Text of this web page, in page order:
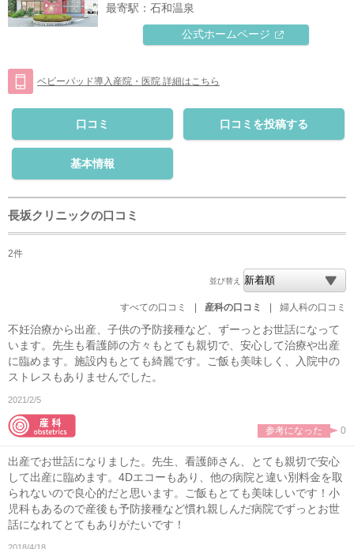
最寄駅：石和温泉
公式ホームページ
ベビーパッド導入産院・医院 詳細はこちら
口コミ 口コミを投稿する
基本情報
長坂クリニックの口コミ
2件
並び替え
すべての口コミ | 産科の口コミ | 婦人科の口コミ
不妊治療から出産、子供の予防接種など、ずーっとお世話になって
います。先生も看護師の方々もとても親切で、安心して治療や出産
に臨めます。施設内もとても綺麗です。ご飯も美味しく、入院中の
ストレスもありませんでした。
2021/2/5
参考になった 0
出産でお世話になりました。先生、看護師さん、とても親切で安心
して出産に臨めます。4Dエコーもあり、他の病院と違い別料金を取
られないので良心的だと思います。ご飯もとても美味しいです！小
児科もあるので産後も予防接種など慣れ親しんだ病院でずっとお世
話になれてとてもありがたいです！